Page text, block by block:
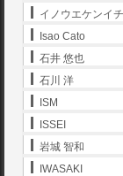
イノウエケンイチ
Isao Cato
石井 悠也
石川 洋
ISM
ISSEI
岩城 智和
IWASAKI